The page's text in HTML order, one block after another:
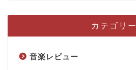
カテゴリー
音楽レビュー